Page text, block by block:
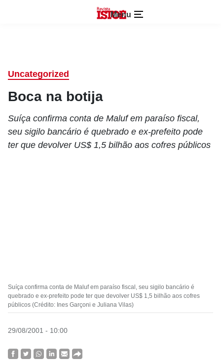
Menu
Uncategorized
Boca na botija
Suíça confirma conta de Maluf em paraíso fiscal,
seu sigilo bancário é quebrado e ex-prefeito pode
ter que devolver US$ 1,5 bilhão aos cofres públicos
Suíça confirma conta de Maluf em paraíso fiscal, seu sigilo bancário é
quebrado e ex-prefeito pode ter que devolver US$ 1,5 bilhão aos cofres
públicos (Crédito: Ines Garçoni e Juliana Vilas)
29/08/2001 - 10:00